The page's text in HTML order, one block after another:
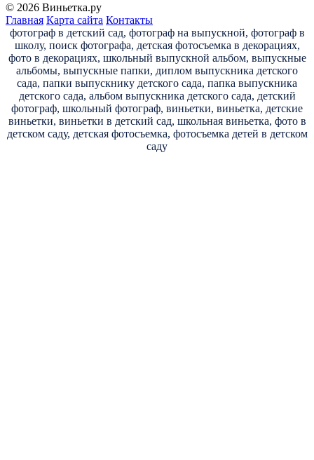
© 2026 Виньетка.ру
Главная Карта сайта Контакты
фотограф в детский сад, фотограф на выпускной, фотограф в
школу, поиск фотографа, детская фотосъемка в декорациях,
фото в декорациях, школьный выпускной альбом, выпускные
альбомы, выпускные папки, диплом выпускника детского
сада, папки выпускнику детского сада, папка выпускника
детского сада, альбом выпускника детского сада, детский
фотограф, школьный фотограф, виньетки, виньетка, детские
виньетки, виньетки в детский сад, школьная виньетка, фото в
детском саду, детская фотосъемка, фотосъемка детей в детском
саду